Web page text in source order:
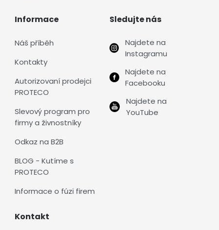
Informace
Náš příběh
Kontakty
Autorizovaní prodejci
PROTECO
Slevový program pro
firmy a živnostníky
Odkaz na B2B
BLOG - Kutíme s
PROTECO
Informace o fúzi firem
Sledujte nás
Najdete na
Instagramu
Najdete na
Facebooku
Najdete na
YouTube
Kontakt